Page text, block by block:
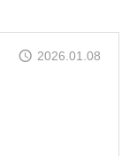
2026.01.08